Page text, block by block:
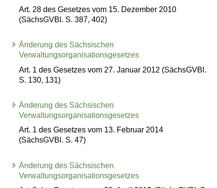
Art. 28 des Gesetzes vom 15. Dezember 2010
(SächsGVBl. S. 387, 402)
Änderung des Sächsischen
Verwaltungsorganisationsgesetzes
Art. 1 des Gesetzes vom 27. Januar 2012 (SächsGVBl.
S. 130, 131)
Änderung des Sächsischen
Verwaltungsorganisationsgesetzes
Art. 1 des Gesetzes vom 13. Februar 2014
(SächsGVBl. S. 47)
Änderung des Sächsischen
Verwaltungsorganisationsgesetzes